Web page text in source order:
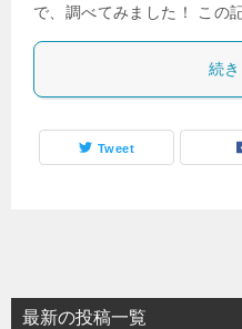
で、調べてみました！ この
続
Tweet
最新の投稿一覧